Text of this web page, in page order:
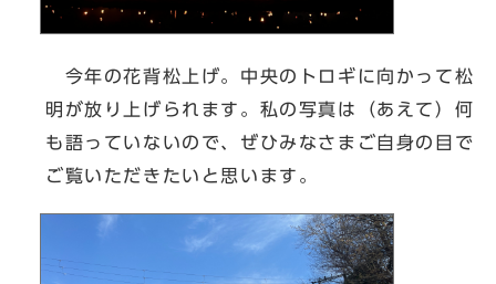
今年の花背松上げ。中央のトロギに向かって松
明が放り上げられます。私の写真は（あえて）何
も語っていないので、ぜひみなさまご自身の目で
ご覧いただきたいと思います。